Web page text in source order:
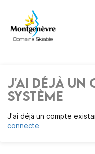
J'ai déjà un
système
J'ai déjà un compte
connecte
CAMBIARE